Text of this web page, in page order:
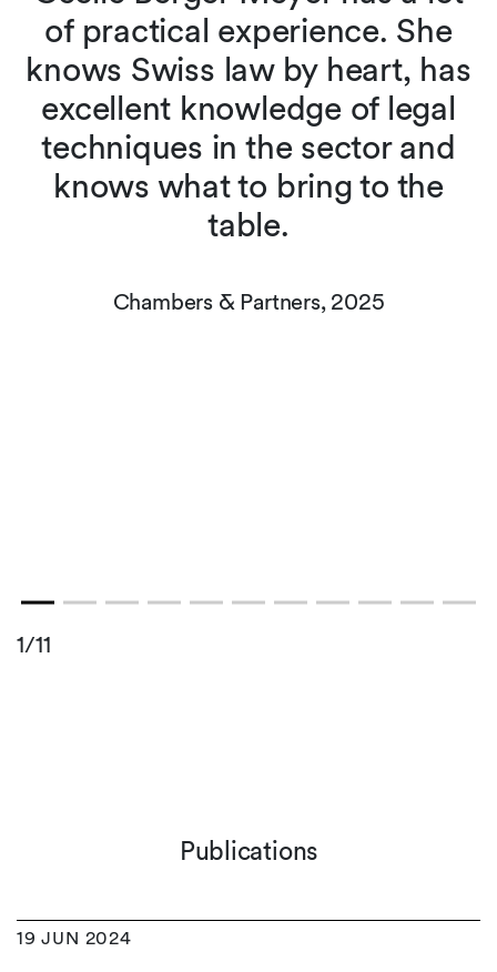
of practical experience. She
knows Swiss law by heart, has
excellent knowledge of legal
techniques in the sector and
knows what to bring to the
table.
Chambers & Partners, 2025
1/11
Publications
19 JUN 2024